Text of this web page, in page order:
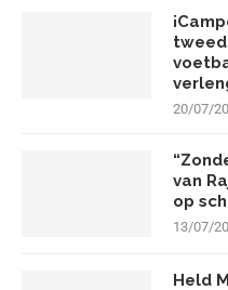
20/07/
van
op
13/07/
Held